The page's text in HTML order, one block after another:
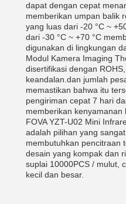
dapat dengan cepat
memberikan umpan balik
yang luas dari -20 °C ~
dari -30 °C ~ +70 °C
digunakan di lingkungan
Modul Kamera Imaging
disertifikasi dengan
keandalan.dan jumlah
memastikan bahwa itu
pengiriman cepat 7 hari
memberikan kenyamanan
FOVA YZT-U02 Mini
adalah pilihan yang
membutuhkan pencitraan
desain yang kompak dan
suplai 10000PCS / mulut,
kecil dan besar.